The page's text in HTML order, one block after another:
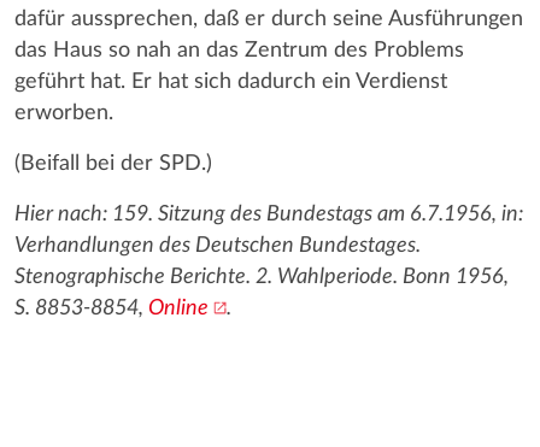
dafür aussprechen, daß er durch seine Ausführungen
das Haus so nah an das Zentrum des Problems
geführt hat. Er hat sich dadurch ein Verdienst
erworben.
(Beifall bei der SPD.)
Hier nach: 159. Sitzung des Bundestags am 6.7.1956, in:
Verhandlungen des Deutschen Bundestages.
Stenographische Berichte. 2. Wahlperiode. Bonn 1956,
S. 8853-8854, Online .